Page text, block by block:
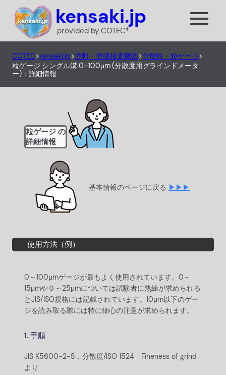
プ
kensaki.jp
provided by COTEC®
COTEC>kensaki.jp>塗料・塗膜検査機器>分散性・粒ゲージ>
粒ゲージ シングル溝 0–100μm (分散度用グラインドメータ
ー)：詳細情報
粒ゲージ の
詳細情報
基本情報のページに戻る ▶▶▶
使用方法（例）
0～100μmゲージが最もよく使用されています。0～
15μmや０～25μmについては試験者に熟練が求められる
とJIS/ISO規格には記載されています。10μm以下のゲー
ジを読み取る際には特に細心の注意が求められます。
1. 手順
JIS K5600-2-5．分散度/ISO 1524 Fineness of grind
より